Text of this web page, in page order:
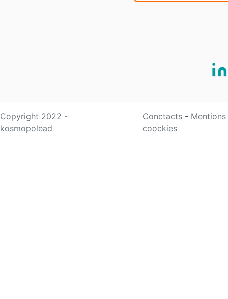
Copyright 2022 -
kosmopolead
Conctacts -
coockies